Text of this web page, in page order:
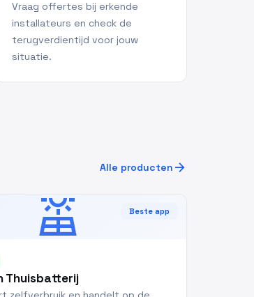
Vraag offertes bij erkende
installateurs en check de
terugverdientijd voor jouw
situatie.
Alle producten arrow_forward
solar_power Beste app
Thuisbatterij